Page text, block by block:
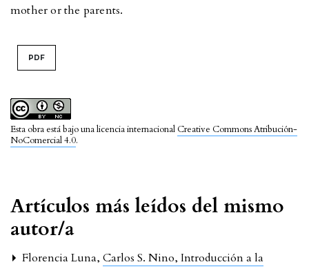
Esta obra está bajo una licencia internacional Creative Commons Atribución-
NoComercial 4.0.
mother or the parents.
PDF
Artículos más leídos del mismo
autor/a
Florencia Luna, Carlos S. Nino, Introducción a la